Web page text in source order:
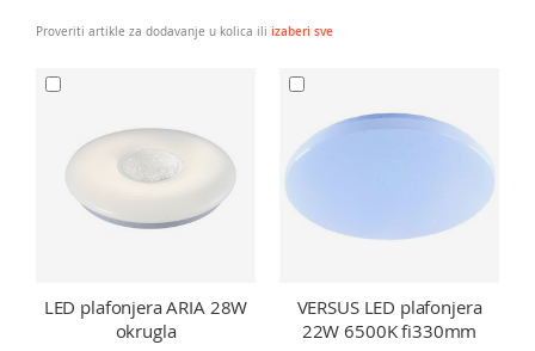
Proveriti artikle za dodavanje u kolica ili izaberi sve
LED plafonjera ARIA 28W
okrugla
VERSUS LED plafonjera
22W 6500K fi330mm